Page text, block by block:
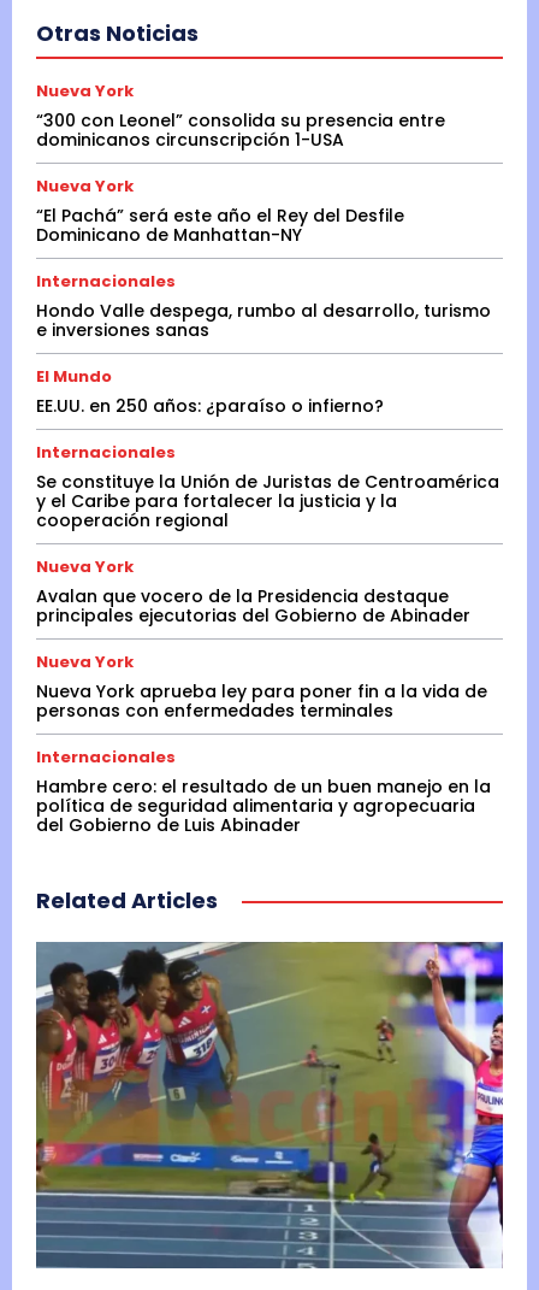
Otras Noticias
Nueva York
“300 con Leonel” consolida su presencia entre
dominicanos circunscripción 1-USA
Nueva York
“El Pachá” será este año el Rey del Desfile
Dominicano de Manhattan-NY
Internacionales
Hondo Valle despega, rumbo al desarrollo, turismo
e inversiones sanas
El Mundo
EE.UU. en 250 años: ¿paraíso o infierno?
Internacionales
Se constituye la Unión de Juristas de Centroamérica
y el Caribe para fortalecer la justicia y la
cooperación regional
Nueva York
Avalan que vocero de la Presidencia destaque
principales ejecutorias del Gobierno de Abinader
Nueva York
Nueva York aprueba ley para poner fin a la vida de
personas con enfermedades terminales
Internacionales
Hambre cero: el resultado de un buen manejo en la
política de seguridad alimentaria y agropecuaria
del Gobierno de Luis Abinader
Related Articles